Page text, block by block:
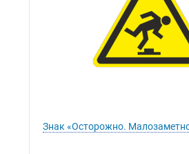
Знак «Осторожно.